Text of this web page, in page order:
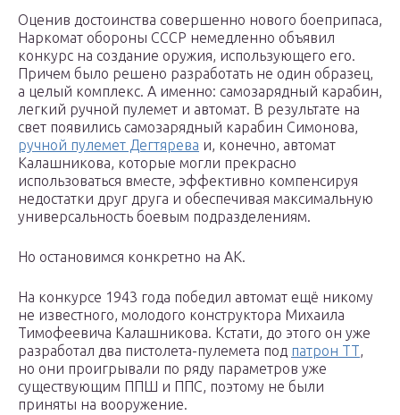
Оценив достоинства совершенно нового боеприпаса,
Наркомат обороны СССР немедленно объявил
конкурс на создание оружия, использующего его.
Причем было решено разработать не один образец,
а целый комплекс. А именно: самозарядный карабин,
легкий ручной пулемет и автомат. В результате на
свет появились самозарядный карабин Симонова,
ручной пулемет Дегтярева и, конечно, автомат
Калашникова, которые могли прекрасно
использоваться вместе, эффективно компенсируя
недостатки друг друга и обеспечивая максимальную
универсальность боевым подразделениям.
Но остановимся конкретно на АК.
На конкурсе 1943 года победил автомат ещё никому
не известного, молодого конструктора Михаила
Тимофеевича Калашникова. Кстати, до этого он уже
разработал два пистолета-пулемета под патрон ТТ,
но они проигрывали по ряду параметров уже
существующим ППШ и ППС, поэтому не были
приняты на вооружение.